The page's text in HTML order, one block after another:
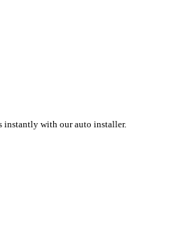
instantly with our auto installer.